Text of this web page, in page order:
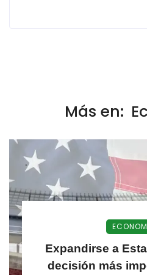
Más en:
Expandirse a
decisión más